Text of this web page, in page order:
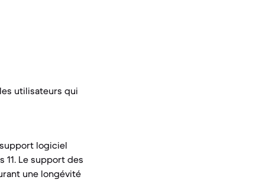
utilisateurs qui
logiciel
Le support des
une longévité